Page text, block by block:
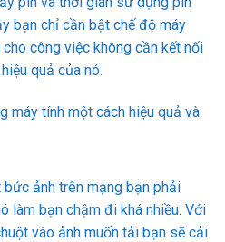
bạn chỉ cần bật chế độ máy
công việc không cần kết nối
quả của nó.
ảnh trên mạng bạn phải
làm bạn chậm đi khá nhiều. Với
vào ảnh muốn tải bạn sẽ cải